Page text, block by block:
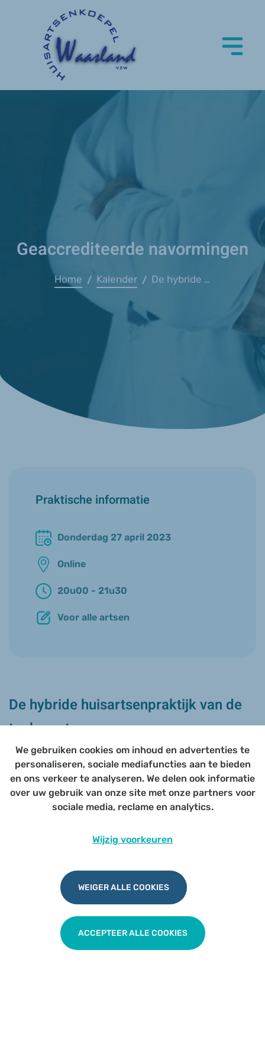
Geaccrediteerde navormingen
Home / Kalender / De hybride huisartsenpraktijk van de toekomst
Praktische informatie
Donderdag 27 april 2023
Online
20u00 - 21u30
Voor alle artsen
De hybride huisartsenpraktijk van de
toekomst
Daarom organiseert VIVEL samen met hun partners op
25 april om 20u een webinar met één doel: duidelijkheid
Op onze eigen (fysieke) navorming op dinsdagavond 9
kort, meer toegespitst op onze regio en met enkel de
aan een netwerkmoment met psychologen uit onze
Je kan info van VIVEL ook nalezen via deze link
waarop je ook kan doorklikken om
in te schrijven voor
voor wie toch wat ruimer geïnformeerd wil
worden over eerstelijnspsychologische zorg.
We gebruiken cookies om inhoud en advertenties te
personaliseren, sociale mediafuncties aan te bieden
en ons verkeer te analyseren. We delen ook informatie
over uw gebruik van onze site met onze partners voor
sociale media, reclame en analytics.
Wijzig voorkeuren
WEIGER ALLE COOKIES
ACCEPTEER ALLE COOKIES